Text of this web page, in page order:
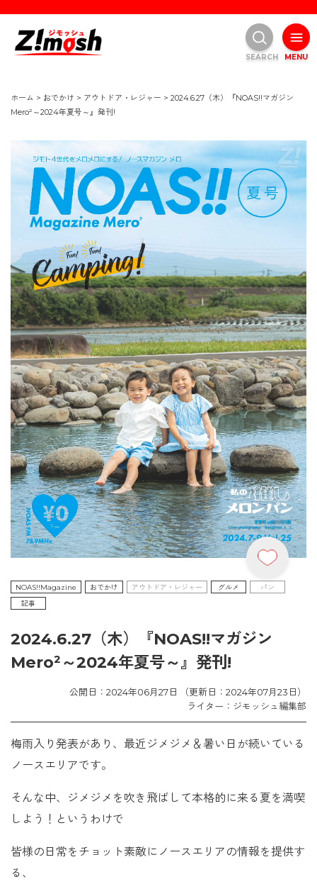
ホーム > おでかけ > アウトドア・レジャー > 2024.6.27（木）『NOAS!!マガジン
Mero²～2024年夏号～』発刊!
NOAS!!Magazine おでかけ アウトドア・レジャー グルメ
パン
記事
2024.6.27（木）『NOAS!!マガジン
Mero²～2024年夏号～』発刊!
公開日：2024年06月27日 （更新日：2024年07月23日）
ライター：ジモッシュ編集部
梅雨入り発表があり、最近ジメジメ＆暑い日が続いている
ノースエリアです。
そんな中、ジメジメを吹き飛ばして本格的に来る夏を満喫
しよう！というわけで
皆様の日常をチョット素敵にノースエリアの情報を提供す
る、
MENU
SEARCH